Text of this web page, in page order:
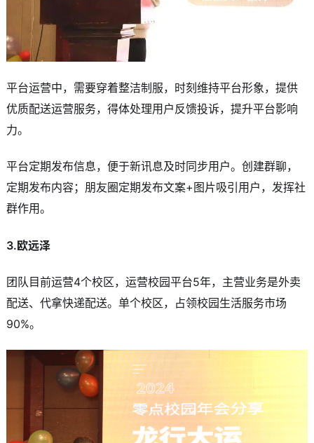
平台运营中，需要穿着整洁制服，时刻维持平台形象，提供
优质配送运营服务，得体处理用户反馈投诉，提升平台影响
力。
平台定期发布信息，便于新讯息及时同步用户。创建群聊，
定期发布内容；朋友圈定期发布文案+图片吸引用户，发挥社
群作用。
3.欧远泽
团队目前运营4个校区，运营校园平台5年，主营业务是外卖
配送、代拿快递配送。单个校区，占领校园生活服务市场
90%。